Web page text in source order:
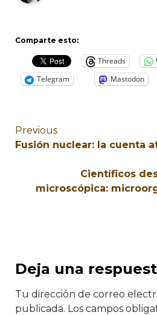
Comparte esto:
Threads
Telegram
Mastodon
Previous
Fusión nuclear: la cuenta
Científicos
microscópica:
Deja una
Tu dirección de correo
publicada. Los campos